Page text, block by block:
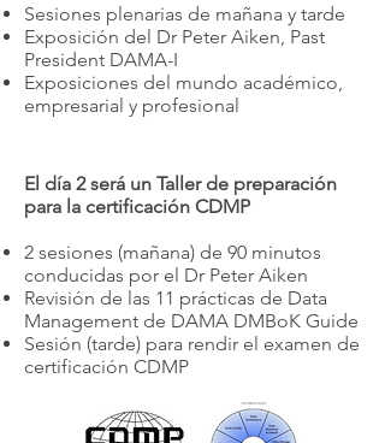
Sesiones plenarias de mañana y tarde
Exposición del Dr Peter Aiken, Past
President DAMA-I
Exposiciones del mundo académico,
empresarial y profesional
El día 2 será un Taller de preparación
para la certificación CDMP
2 sesiones (mañana) de 90 minutos
conducidas por el Dr Peter Aiken
Revisión de las 11 prácticas de Data
Management de DAMA DMBoK Guide
Sesión (tarde) para rendir el examen de
certificación CDMP